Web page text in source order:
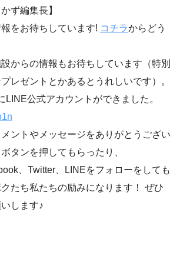
ず編集長】
をお待ちしています! コチラからどう
からの情報もお待ちしています（特別
レゼントとかあるとうれしいです）。
公式アカウントができました。
n
ントやメッセージをありがとうござい
タンを押してもらったり、
、Twitter、LINEをフォローをしても
たち私たちの励みになります！ ぜひ
します♪